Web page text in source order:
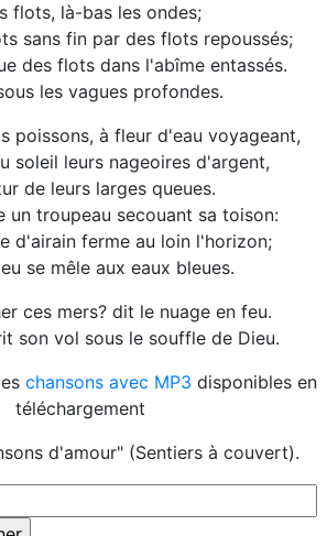
flots, là-bas les ondes;
sans fin par des flots repoussés;
des flots dans l'abîme entassés.
les vagues profondes.
poissons, à fleur d'eau voyageant,
soleil leurs nageoires d'argent,
de leurs larges queues.
un troupeau secouant sa toison:
d'airain ferme au loin l'horizon;
se mêle aux eaux bleues.
ces mers? dit le nuage en feu.
son vol sous le souffle de Dieu.
chansons avec MP3 disponibles en
téléchargement
d'amour" (Sentiers à couvert).